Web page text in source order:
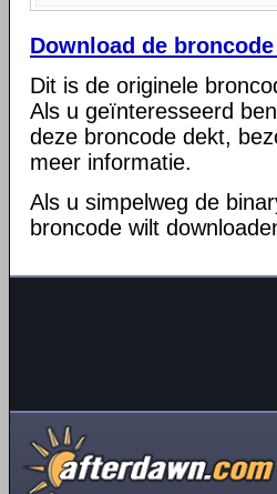
Download de
Dit is de originele
Als u geïnteresseerd
deze broncode dekt,
meer informatie.
Als u simpelweg de
broncode wilt